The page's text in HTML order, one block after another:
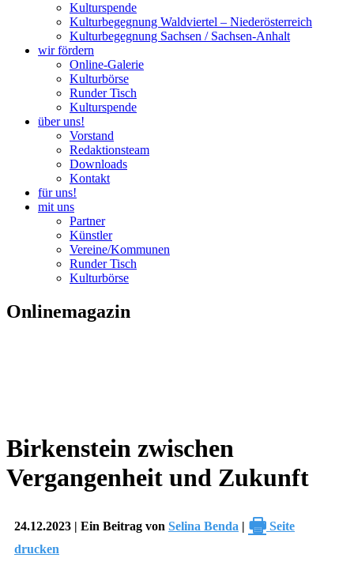
Kulturspende
Kulturbegegnung Waldviertel – Niederösterreich
Kulturbegegnung Sachsen / Sachsen-Anhalt
wir fördern
Online-Galerie
Kulturbörse
Runder Tisch
Kulturspende
über uns!
Vorstand
Redaktionsteam
Downloads
Kontakt
für uns!
mit uns
Partner
Künstler
Vereine/Kommunen
Runder Tisch
Kulturbörse
Onlinemagazin
Birkenstein zwischen
Vergangenheit und Zukunft
24.12.2023 | Ein Beitrag von Selina Benda | 🖶 Seite
drucken